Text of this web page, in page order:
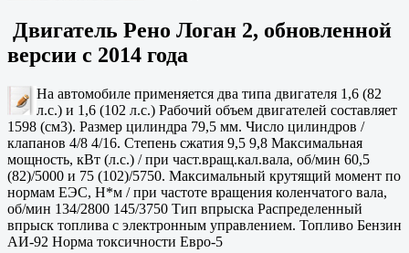
Двигатель Рено Логан 2, обновленной
версии с 2014 года
На автомобиле применяется два типа двигателя 1,6 (82
л.с.) и 1,6 (102 л.с.) Рабочий объем двигателей составляет
1598 (см3). Размер цилиндра 79,5 мм. Число цилиндров /
клапанов 4/8 4/16. Степень сжатия 9,5 9,8 Максимальная
мощность, кВт (л.с.) / при част.вращ.кал.вала, об/мин 60,5
(82)/5000 и 75 (102)/5750. Максимальный крутящий момент по
нормам ЕЭС, Н*м / при частоте вращения коленчатого вала,
об/мин 134/2800 145/3750 Тип впрыска Распределенный
впрыск топлива с электронным управлением. Топливо Бензин
АИ-92 Норма токсичности Евро-5